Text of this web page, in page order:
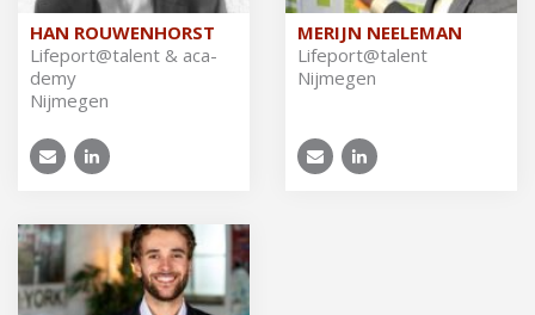
HAN ROUWENHORST
Li­fe­port@ta­lent & aca­
de­my
Nijmegen
MERIJN NEELEMAN
Li­fe­port@ta­lent
Nijmegen